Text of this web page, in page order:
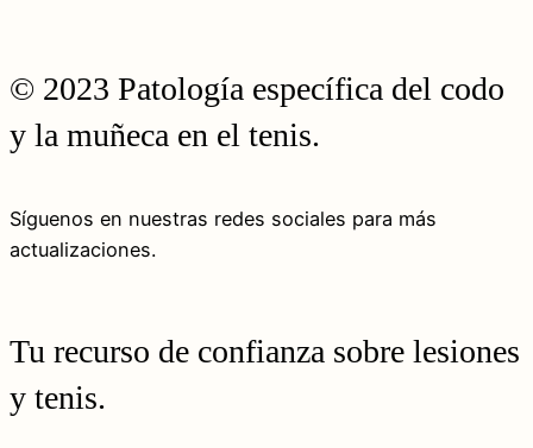
© 2023 Patología específica del codo
y la muñeca en el tenis.
Síguenos en nuestras redes sociales para más
actualizaciones.
Tu recurso de confianza sobre lesiones
y tenis.